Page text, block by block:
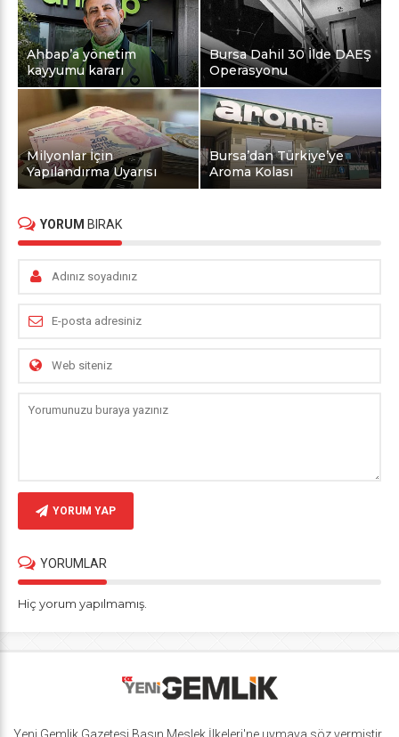
Ahbap’a yönetim
kayyumu kararı
Bursa Dahil 30 İlde DAEŞ
Operasyonu
Milyonlar İçin
Yapılandırma Uyarısı
Bursa’dan Türkiye’ye
Aroma Kolası
YORUM BIRAK
YORUM YAP
YORUMLAR
Hiç yorum yapılmamış.
Yeni Gemlik Gazetesi Basın Meslek İlkeleri'ne uymaya söz vermiştir.